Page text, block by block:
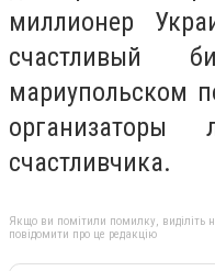
миллионер
счастливый
мариупольском
организаторы
счастливчика.
Якщо ви помітили помилку, виділіть
повідомити про це редакцію